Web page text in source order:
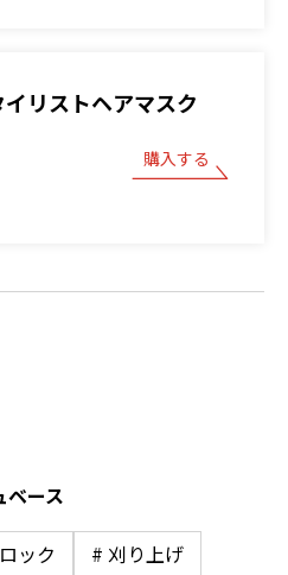
リストヘアマスク
購入する
ベース
ック # 刈り上げ